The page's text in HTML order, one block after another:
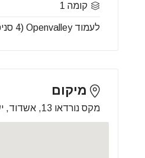
קומה 1
לעמוד Openvalley (4 סניפים)
מיקום
מקס נורדאו 13, אשדוד, ישראל